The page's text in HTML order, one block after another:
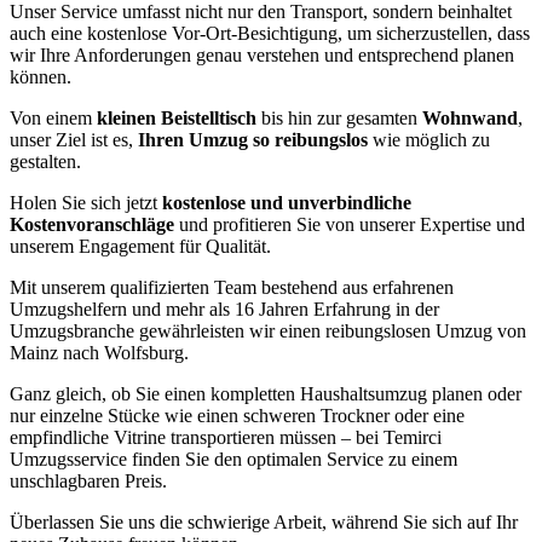
Unser Service umfasst nicht nur den Transport, sondern beinhaltet
auch eine kostenlose Vor-Ort-Besichtigung, um sicherzustellen, dass
wir Ihre Anforderungen genau verstehen und entsprechend planen
können.
Von einem kleinen Beistelltisch bis hin zur gesamten Wohnwand,
unser Ziel ist es, Ihren Umzug so reibungslos wie möglich zu
gestalten.
Holen Sie sich jetzt kostenlose und unverbindliche
Kostenvoranschläge und profitieren Sie von unserer Expertise und
unserem Engagement für Qualität.
Mit unserem qualifizierten Team bestehend aus erfahrenen
Umzugshelfern und mehr als 16 Jahren Erfahrung in der
Umzugsbranche gewährleisten wir einen reibungslosen Umzug von
Mainz nach Wolfsburg.
Ganz gleich, ob Sie einen kompletten Haushaltsumzug planen oder
nur einzelne Stücke wie einen schweren Trockner oder eine
empfindliche Vitrine transportieren müssen – bei Temirci
Umzugsservice finden Sie den optimalen Service zu einem
unschlagbaren Preis.
Überlassen Sie uns die schwierige Arbeit, während Sie sich auf Ihr